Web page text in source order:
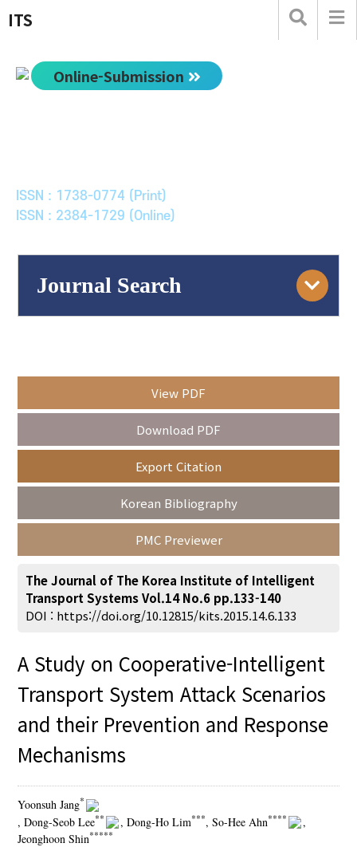
ITS
Online-Submission
ISSN : 1738-0774 (Print)
ISSN : 2384-1729 (Online)
Journal Search
Year(s) :
to
Search Advanced Search
View PDF
Download PDF
Export Citation
Korean Bibliography
PMC Previewer
The Journal of The Korea Institute of Intelligent
Transport Systems Vol.14 No.6 pp.133-140
DOI : https://doi.org/10.12815/kits.2015.14.6.133
A Study on Cooperative-Intelligent
Transport System Attack Scenarios
and their Prevention and Response
Mechanisms
Yoonsuh Jang*
, Dong-Seob Lee** , Dong-Ho Lim***, So-Hee Ahn****
,
Jeonghoon Shin*****